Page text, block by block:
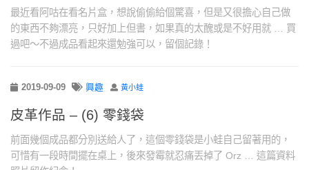
最近看阿咕在看名片盒，想說偷偷給個驚喜，但是又很擔心自己做
的東西不夠漂亮，只好加上但書，如果真的太醜或是不好用就 … 買
過吧～不過成品看起來還勉強可以，留個記錄！
2019-09-09 興趣 黃小蛙
皮革作品 – (6) 零錢袋
前面幾個成品都分別送給人了，這個零錢袋是小蛙自己留著用的，
可惜有一段時間擺在桌上，後來發霉就忍痛丟掉了 Orz … 這篇資料